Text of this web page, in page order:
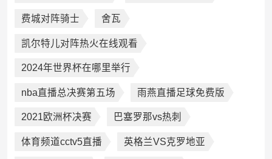
费城对阵骑士 舍瓦
凯尔特儿对阵热火在线观看
2024年世界杯在哪里举行
nba直播总决赛第五场 雨燕直播足球免费版
2021欧洲杯决赛 巴塞罗那vs热刺
体育频道cctv5直播 英格兰VS克罗地亚